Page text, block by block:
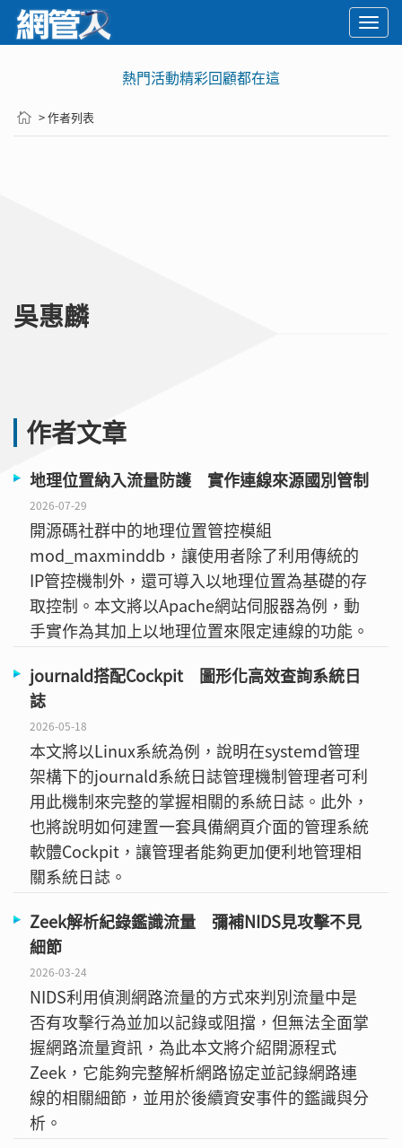
熱門活動精彩回顧都在這
> 作者列表
吳惠麟
作者文章
地理位置納入流量防護 實作連線來源國別管制
2026-07-29
開源碼社群中的地理位置管控模組
mod_maxminddb，讓使用者除了利用傳統的
IP管控機制外，還可導入以地理位置為基礎的存
取控制。本文將以Apache網站伺服器為例，動
手實作為其加上以地理位置來限定連線的功能。
journald搭配Cockpit 圖形化高效查詢系統日
誌
2026-05-18
本文將以Linux系統為例，說明在systemd管理
架構下的journald系統日誌管理機制管理者可利
用此機制來完整的掌握相關的系統日誌。此外，
也將說明如何建置一套具備網頁介面的管理系統
軟體Cockpit，讓管理者能夠更加便利地管理相
關系統日誌。
Zeek解析紀錄鑑識流量 彌補NIDS見攻擊不見
細節
2026-03-24
NIDS利用偵測網路流量的方式來判別流量中是
否有攻擊行為並加以記錄或阻擋，但無法全面掌
握網路流量資訊，為此本文將介紹開源程式
Zeek，它能夠完整解析網路協定並記錄網路連
線的相關細節，並用於後續資安事件的鑑識與分
析。